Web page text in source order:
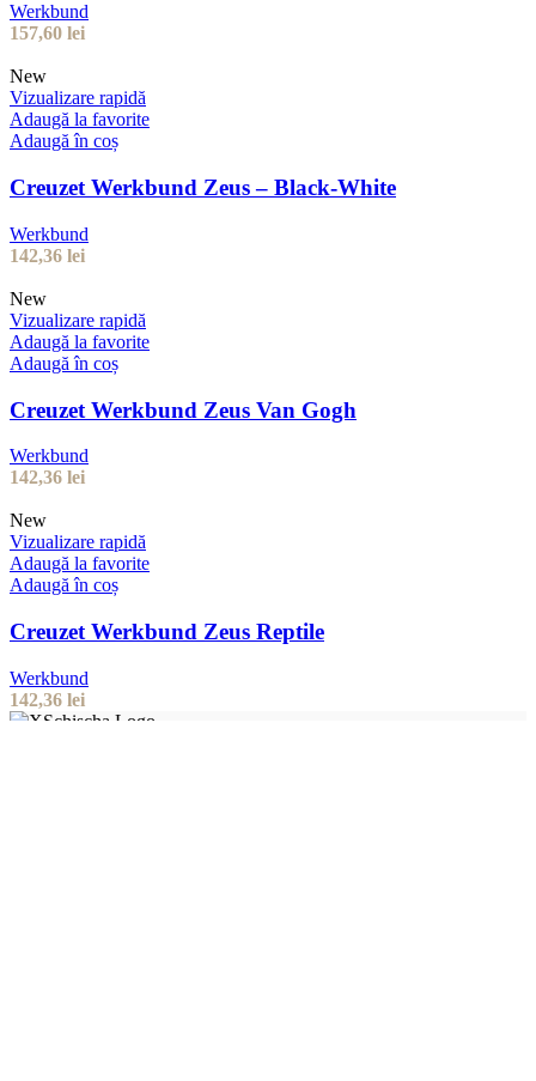
Werkbund
157,60 lei
New
Vizualizare rapidă
Adaugă la favorite
Adaugă în coș
Creuzet Werkbund Zeus – Black-White
Werkbund
142,36 lei
New
Vizualizare rapidă
Adaugă la favorite
Adaugă în coș
Creuzet Werkbund Zeus Van Gogh
Werkbund
142,36 lei
New
Vizualizare rapidă
Adaugă la favorite
Adaugă în coș
Creuzet Werkbund Zeus Reptile
Werkbund
142,36 lei